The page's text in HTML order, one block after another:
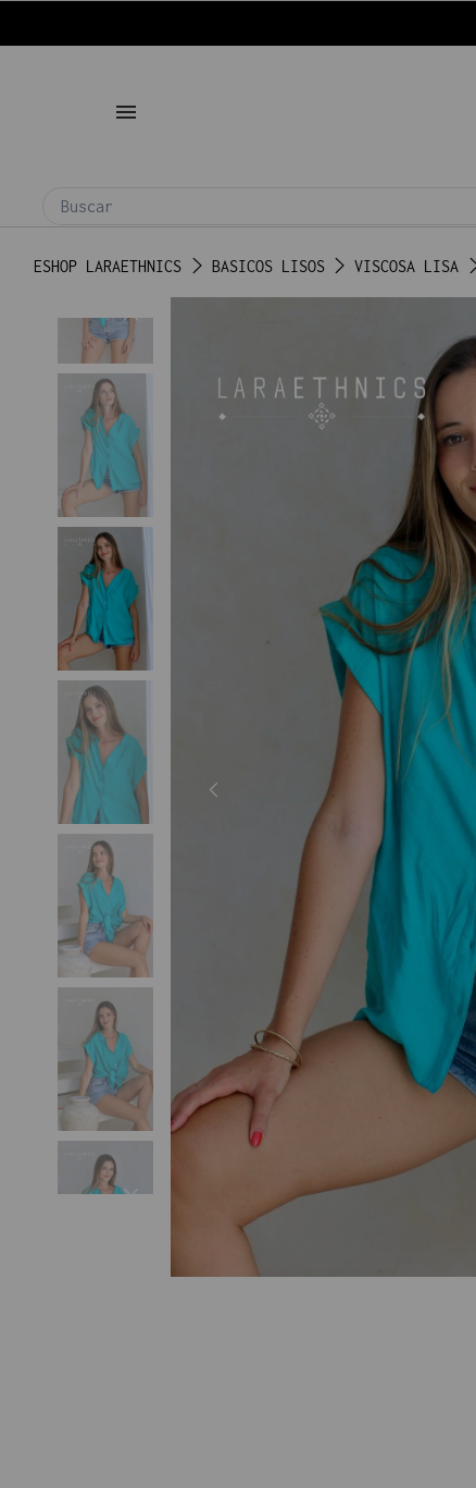
ESHOP LARAETHNICS BASICOS LISOS VISCOSA LISA